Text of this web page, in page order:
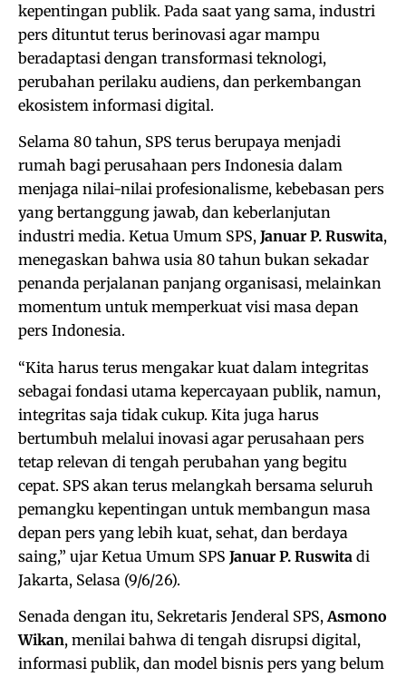
kepentingan publik. Pada saat yang sama, industri
pers dituntut terus berinovasi agar mampu
beradaptasi dengan transformasi teknologi,
perubahan perilaku audiens, dan perkembangan
ekosistem informasi digital.
Selama 80 tahun, SPS terus berupaya menjadi
rumah bagi perusahaan pers Indonesia dalam
menjaga nilai-nilai profesionalisme, kebebasan pers
yang bertanggung jawab, dan keberlanjutan
industri media. Ketua Umum SPS, Januar P. Ruswita,
menegaskan bahwa usia 80 tahun bukan sekadar
penanda perjalanan panjang organisasi, melainkan
momentum untuk memperkuat visi masa depan
pers Indonesia.
“Kita harus terus mengakar kuat dalam integritas
sebagai fondasi utama kepercayaan publik, namun,
integritas saja tidak cukup. Kita juga harus
bertumbuh melalui inovasi agar perusahaan pers
tetap relevan di tengah perubahan yang begitu
cepat. SPS akan terus melangkah bersama seluruh
pemangku kepentingan untuk membangun masa
depan pers yang lebih kuat, sehat, dan berdaya
saing,” ujar Ketua Umum SPS Januar P. Ruswita di
Jakarta, Selasa (9/6/26).
Senada dengan itu, Sekretaris Jenderal SPS,Asmono
Wikan, menilai bahwa di tengah disrupsi digital,
informasi publik, dan model bisnis pers yang belum